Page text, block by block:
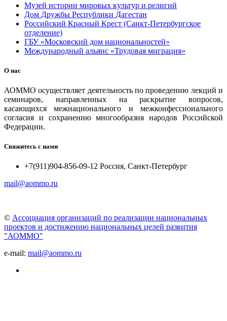
Музей истории мировых культур и религий
Дом Дружбы Республики Дагестан
Российский Красный Крест (Санкт-Петербургское
отделение)
ГБУ «Московский дом национальностей»
Международный альянс «Трудовая миграция»
О нас
АОММО осуществляет деятельность по проведению лекций и
семинаров, направленных на раскрытие вопросов,
касающихся межнационального и межконфессионального
согласия и сохранению многообразия народов Российской
Федерации.
Свяжитесь с нами
+7(911)904-856-09-12 Россия, Санкт-Петербург
mail@aommo.ru
© Ассоциация организаций по реализации национальных
проектов и достижению национальных целей развития
"АОММО"
e-mail: mail@aommo.ru